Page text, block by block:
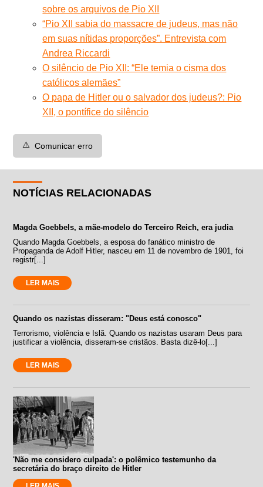
sobre os arquivos de Pio XII
“Pio XII sabia do massacre de judeus, mas não
em suas nítidas proporções”. Entrevista com
Andrea Riccardi
O silêncio de Pio XII: “Ele temia o cisma dos
católicos alemães”
O papa de Hitler ou o salvador dos judeus?: Pio
XII, o pontífice do silêncio
⚠️ Comunicar erro
NOTÍCIAS RELACIONADAS
Magda Goebbels, a mãe-modelo do Terceiro Reich, era judia
Quando Magda Goebbels, a esposa do fanático ministro de
Propaganda de Adolf Hitler, nasceu em 11 de novembro de 1901, foi
registr[...]
LER MAIS
Quando os nazistas disseram: "Deus está conosco"
Terrorismo, violência e Islã. Quando os nazistas usaram Deus para
justificar a violência, disseram-se cristãos. Basta dizê-lo[...]
LER MAIS
'Não me considero culpada': o polêmico testemunho da
secretária do braço direito de Hitler